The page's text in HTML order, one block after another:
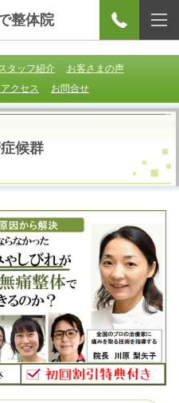
整体院
タッフ紹介
お客さまの声
クセス
お問合せ
候群